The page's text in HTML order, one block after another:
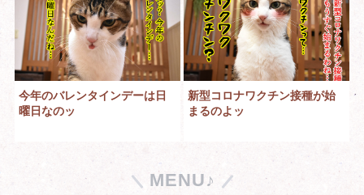
今年のバレンタインデーは日
曜日なのッ
新型コロナワクチン接種が始
まるのよッ
MENU♪